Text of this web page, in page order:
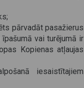
pārvadāt pasažierus
vai turējumā ir
Kopienas atļaujas
iesaistītajiem